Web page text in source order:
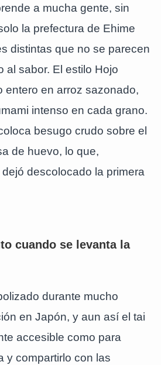
a mucha gente, sin
la prefectura de Ehime
distintas que no se parecen
al sabor. El estilo Hojo
entero en arroz sazonado,
intenso en cada grano.
besugo crudo sobre el
de huevo, lo que,
descolocado la primera
cuando se levanta la
durante mucho
en Japón, y aun así el tai
accesible como para
y compartirlo con las